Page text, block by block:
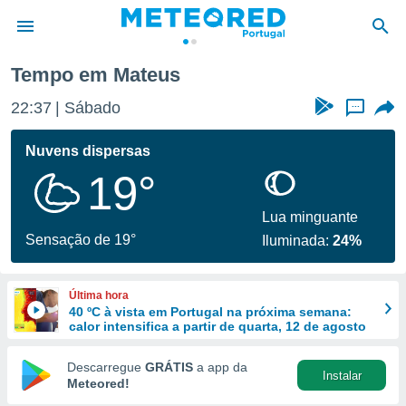
da
foi
fornecidas
a este
das
e
forma
digital
Tempo em Mateus
22:37 Sábado ...
Nuvens dispersas
19°
Sensação de 19°
Lua minguante
Iluminada:24%
Última hora
40 ºC à vista em Portugal na próxima semana:
calor intensifica a partir de quarta, 12 de agosto
Descarregue GRÁTIS a app da
Meteored!
Instalar